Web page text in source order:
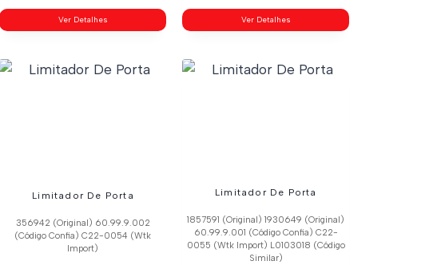
Ver Detalhes Ver Detalhes
Limitador De Porta
356942 (Original) 60.99.9.002
(Código Confia) C22-0054 (Wtk
Import)
Limitador De Porta
1857591 (Original) 1930649 (Original)
60.99.9.001 (Código Confia) C22-
0055 (Wtk Import) L0103018 (Código
Similar)